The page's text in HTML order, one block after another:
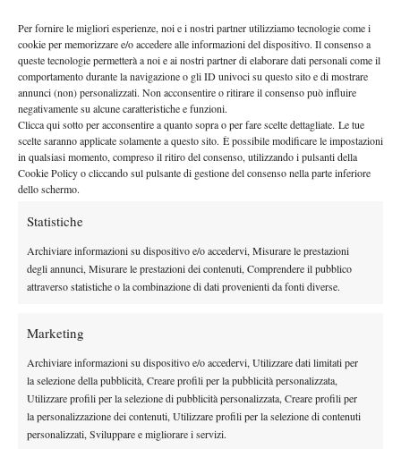
Per fornire le migliori esperienze, noi e i nostri partner utilizziamo tecnologie come i
cookie per memorizzare e/o accedere alle informazioni del dispositivo. Il consenso a
queste tecnologie permetterà a noi e ai nostri partner di elaborare dati personali come il
comportamento durante la navigazione o gli ID univoci su questo sito e di mostrare
annunci (non) personalizzati. Non acconsentire o ritirare il consenso può influire
negativamente su alcune caratteristiche e funzioni.
Clicca qui sotto per acconsentire a quanto sopra o per fare scelte dettagliate. Le tue
scelte saranno applicate solamente a questo sito. È possibile modificare le impostazioni
in qualsiasi momento, compreso il ritiro del consenso, utilizzando i pulsanti della
Cookie Policy o cliccando sul pulsante di gestione del consenso nella parte inferiore
dello schermo.
Statistiche
Archiviare informazioni su dispositivo e/o accedervi, Misurare le prestazioni
degli annunci, Misurare le prestazioni dei contenuti, Comprendere il pubblico
attraverso statistiche o la combinazione di dati provenienti da fonti diverse.
Marketing
Archiviare informazioni su dispositivo e/o accedervi, Utilizzare dati limitati per
la selezione della pubblicità, Creare profili per la pubblicità personalizzata,
Utilizzare profili per la selezione di pubblicità personalizzata, Creare profili per
la personalizzazione dei contenuti, Utilizzare profili per la selezione di contenuti
personalizzati, Sviluppare e migliorare i servizi.
DI TENDENZA
News Wta
WTA 250 Memphis 2026: Liutova storica, è
la prima 2010 in semifinale WTA